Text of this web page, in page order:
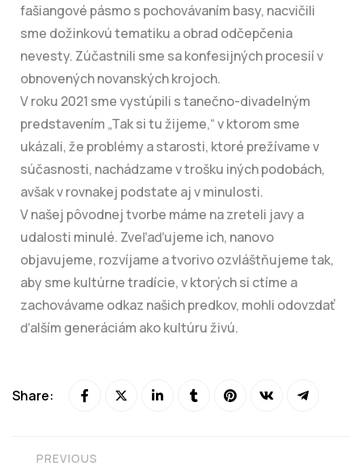
fašiangové pásmo s pochovávaním basy, nacvičili
sme dožinkovú tematiku a obrad odčepčenia
nevesty. Zúčastnili sme sa konfesijných procesií v
obnovených novanských krojoch.
V roku 2021 sme vystúpili s tanečno-divadelným
predstavením „Tak si tu žijeme,“ v ktorom sme
ukázali, že problémy a starosti, ktoré prežívame v
súčasnosti, nachádzame v trošku iných podobách,
avšak v rovnakej podstate aj v minulosti.
V našej pôvodnej tvorbe máme na zreteli javy a
udalosti minulé. Zveľaďujeme ich, nanovo
objavujeme, rozvíjame a tvorivo ozvláštňujeme tak,
aby sme kultúrne tradície, v ktorých si ctíme a
zachovávame odkaz našich predkov, mohli odovzdať
ďalším generáciám ako kultúru živú.
Share:
PREVIOUS